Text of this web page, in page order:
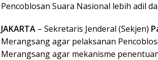
Pencoblosan Suara Nasional lebih adil
JAKARTA – Sekretaris Jenderal (Sekjen)
Merangsang agar pelaksanan
Merangsang agar mekanisme